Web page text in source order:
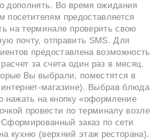
дополнять. Во время ожидания
посетителям предоставляется
на терминале проверить свою
почту, отправить SMS. Для
предоставлена возможность
за счета один раз в месяц.
Вы выбрали, поместятся в
интернет-магазине). Выбрав блюда
нажать на кнопку «оформление
провести по терминалу возле
заказ по сети
кухню (верхний этаж ресторана).